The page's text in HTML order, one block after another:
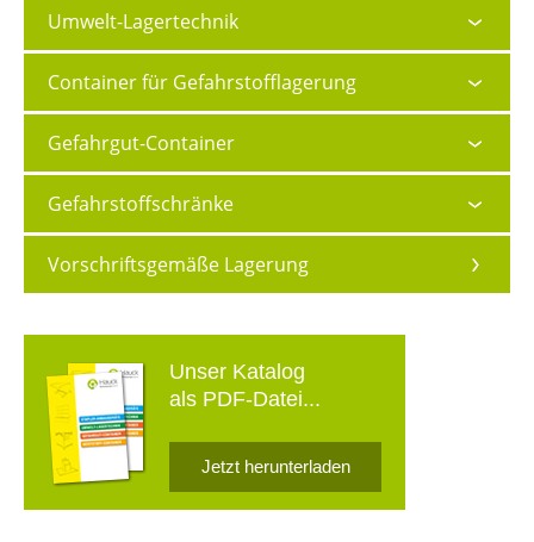
Umwelt-Lagertechnik
Container für Gefahrstofflagerung
Gefahrgut-Container
Gefahrstoffschränke
Vorschriftsgemäße Lagerung
Unser Katalog
als PDF-Datei...
Jetzt herunterladen